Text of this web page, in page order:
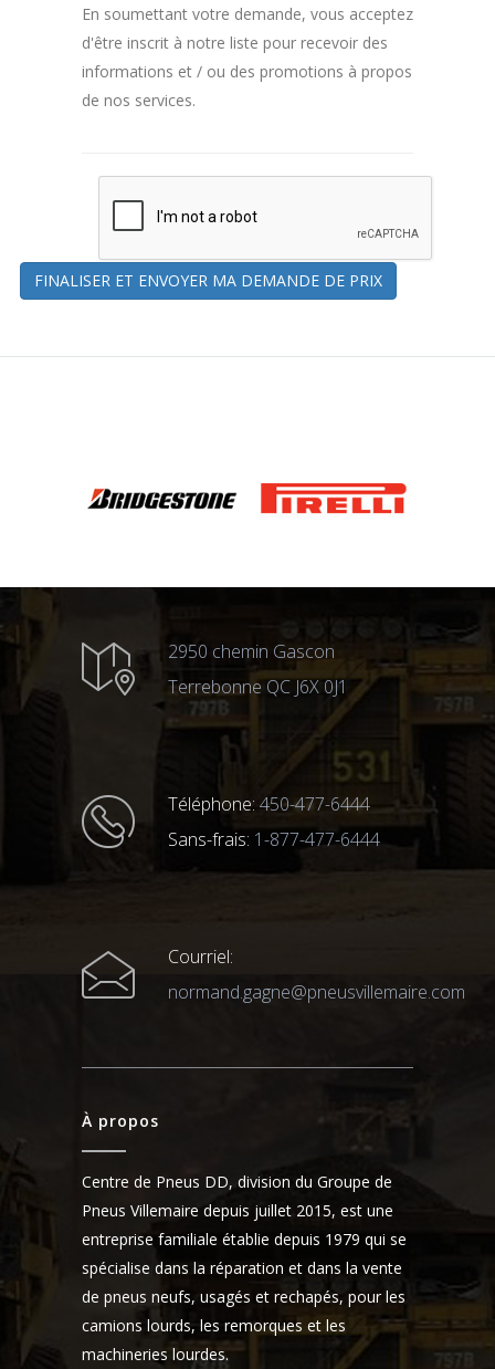
En soumettant votre demande, vous acceptez
d'être inscrit à notre liste pour recevoir des
informations et / ou des promotions à propos
de nos services.
FINALISER ET ENVOYER MA DEMANDE DE PRIX
2950 chemin Gascon
Terrebonne QC J6X 0J1
Téléphone: 450-477-6444
Sans-frais: 1-877-477-6444
Courriel:
normand.gagne@pneusvillemaire.com
À propos
Centre de Pneus DD, division du Groupe de
Pneus Villemaire depuis juillet 2015, est une
entreprise familiale établie depuis 1979 qui se
spécialise dans la réparation et dans la vente
de pneus neufs, usagés et rechapés, pour les
camions lourds, les remorques et les
machineries lourdes.